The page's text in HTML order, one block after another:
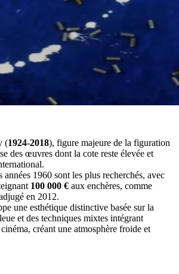
(1924-2018), figure majeure de la figuration
des œuvres dont la cote reste élevée et
années 1960 sont les plus recherchés, avec
100 000 € aux enchères, comme
en 2012.
une esthétique distinctive basée sur la
et des techniques mixtes intégrant
créant une atmosphère froide et